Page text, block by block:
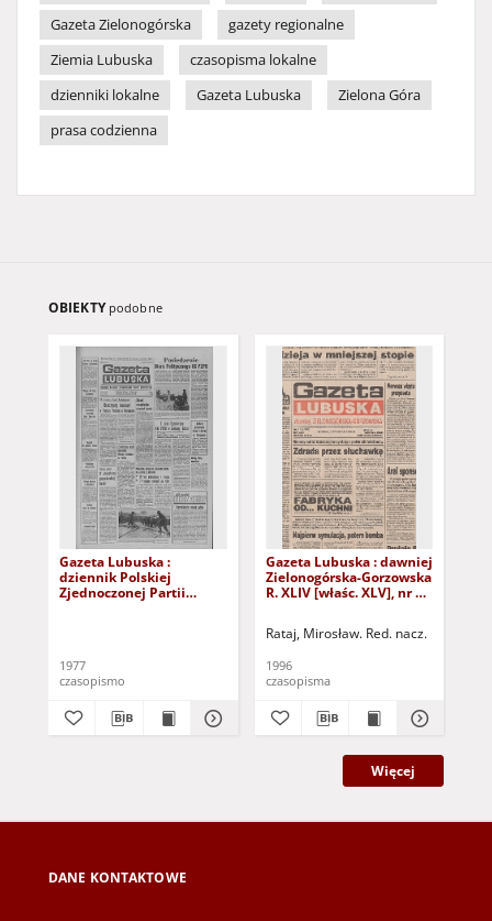
Gazeta Zielonogórska
gazety regionalne
Ziemia Lubuska
czasopisma lokalne
dzienniki lokalne
Gazeta Lubuska
Zielona Góra
prasa codzienna
OBIEKTY podobne
Gazeta Lubuska :
dziennik Polskiej
Zjednoczonej Partii
1977
czasopismo
Gazeta Lubuska : dawniej
Zielonogórska-Gorzowska
R. XLIV [właśc. XLV], nr 52
Rataj, Mirosław. Red. nacz.
1996
czasopisma
Więcej
DANE KONTAKTOWE